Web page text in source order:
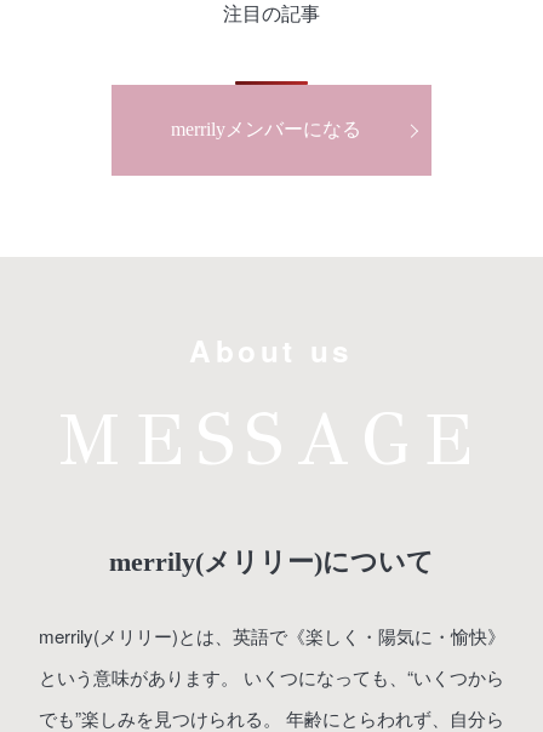
注目の記事
merrilyメンバーになる
About us
MESSAGE
merrily(メリリー)について
merrily(メリリー)とは、英語で《楽しく・陽気に・愉快》
という意味があります。
いくつになっても、“いくつから
でも”楽しみを見つけられる。
年齢にとらわれず、自分ら